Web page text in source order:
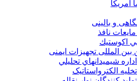
آمريکا
و بالینی
نافذ
اكوستيك
بين المللى تجهيزات ايمنى
شيميدانهاي تحليلي
الکترواستاتيک